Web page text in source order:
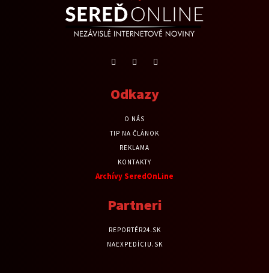
Odkazy
O NÁS
TIP NA ČLÁNOK
REKLAMA
KONTAKTY
Archívy SeredOnLine
Partneri
REPORTÉR24.SK
NAEXPEDÍCIU.SK